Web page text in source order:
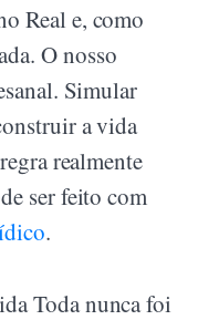
Real e, como
O nosso
Simular
a vida
realmente
ser feito com
.
Toda nunca foi